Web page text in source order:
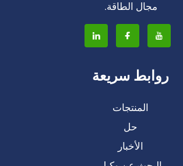
مجال الطاقة.
روابط سريعة
المنتجات
حل
الأخبار